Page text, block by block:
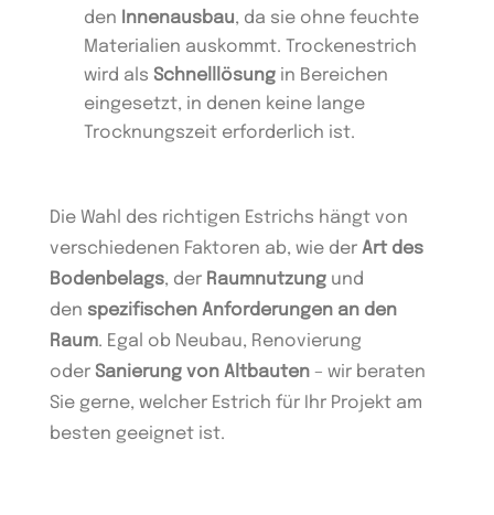
den Innenausbau, da sie ohne feuchte
Materialien auskommt. Trockenestrich
wird als Schnelllösungin Bereichen
eingesetzt, in denen keine lange
Trocknungszeit erforderlich ist.
Die Wahl des richtigen Estrichs hängt von
verschiedenen Faktoren ab, wie der Art des
Bodenbelags, der Raumnutzung und
den spezifischen Anforderungen an den
Raum. Egal ob Neubau, Renovierung
oder Sanierung von Altbauten– wir beraten
Sie gerne, welcher Estrich für Ihr Projekt am
besten geeignet ist.